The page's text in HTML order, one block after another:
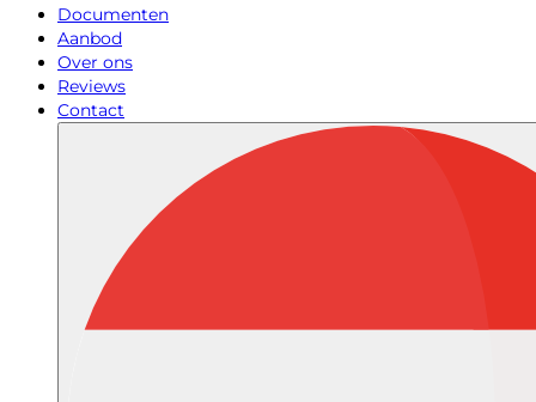
Documenten
Aanbod
Over ons
Reviews
Contact